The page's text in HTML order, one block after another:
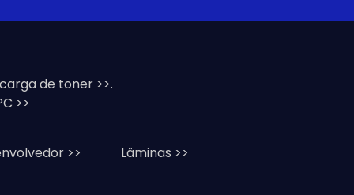
de toner >>.
>>
>> Lâminas >>